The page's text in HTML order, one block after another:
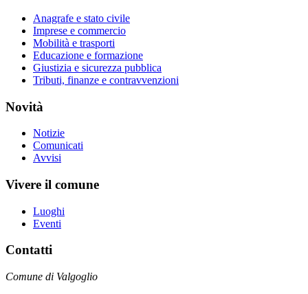
Anagrafe e stato civile
Imprese e commercio
Mobilità e trasporti
Educazione e formazione
Giustizia e sicurezza pubblica
Tributi, finanze e contravvenzioni
Novità
Notizie
Comunicati
Avvisi
Vivere il comune
Luoghi
Eventi
Contatti
Comune di Valgoglio